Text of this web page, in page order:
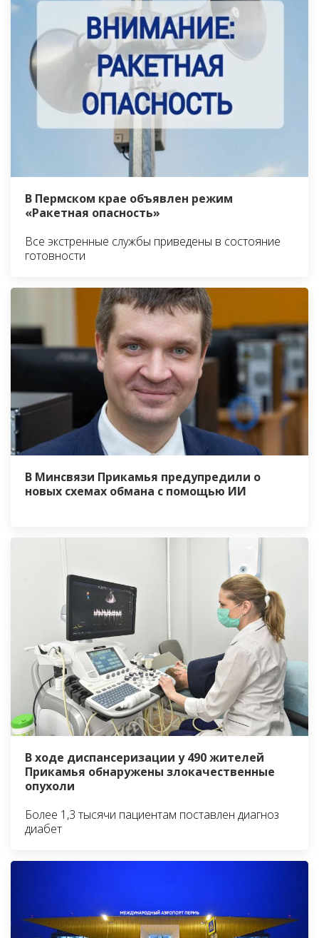
В Пермском крае объявлен режим
«Ракетная опасность»
Все экстренные службы приведены в состояние
готовности
В Минсвязи Прикамья предупредили о
новых схемах обмана с помощью ИИ
В ходе диспансеризации у 490 жителей
Прикамья обнаружены злокачественные
опухоли
Более 1,3 тысячи пациентам поставлен диагноз
диабет